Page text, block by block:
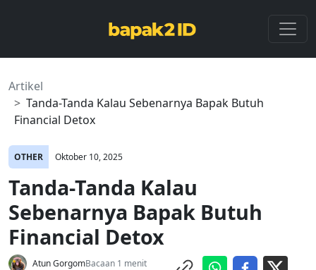
Artikel
Tanda-Tanda Kalau Sebenarnya Bapak Butuh
Financial Detox
OTHER Oktober 10, 2025
Tanda-Tanda Kalau
Sebenarnya Bapak Butuh
Financial Detox
Atun GorgomBacaan 1 menit